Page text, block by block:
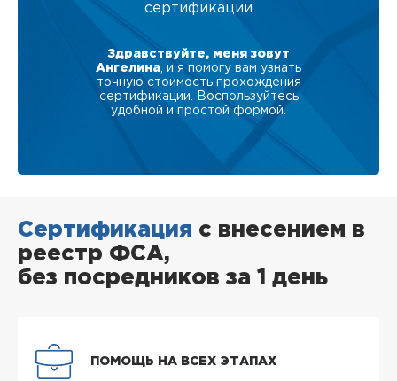
сертификации
Здравствуйте, меня зовут
Ангелина , и я помогу вам узнать
точную стоимость прохождения
сертификации. Воспользуйтесь
удобной и простой формой.
Сертификация с внесением в
реестр ФСА,
без посредников за 1 день
ПОМОЩЬ НА ВСЕХ ЭТАПАХ